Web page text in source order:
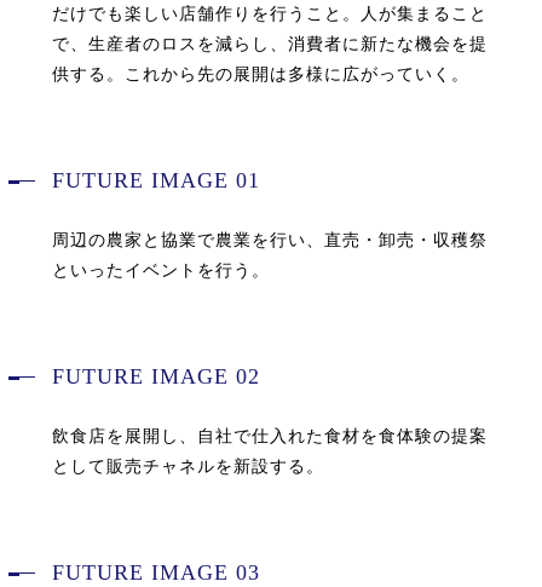
だけでも楽しい店舗作りを行うこと。人が集まること
で、生産者のロスを減らし、消費者に新たな機会を提
供する。これから先の展開は多様に広がっていく。
FUTURE IMAGE 01
周辺の農家と協業で農業を行い、直売・卸売・収穫祭
といったイベントを行う。
FUTURE IMAGE 02
飲食店を展開し、自社で仕入れた食材を食体験の提案
として販売チャネルを新設する。
FUTURE IMAGE 03